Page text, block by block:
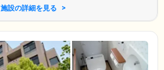
施設の詳細を見る